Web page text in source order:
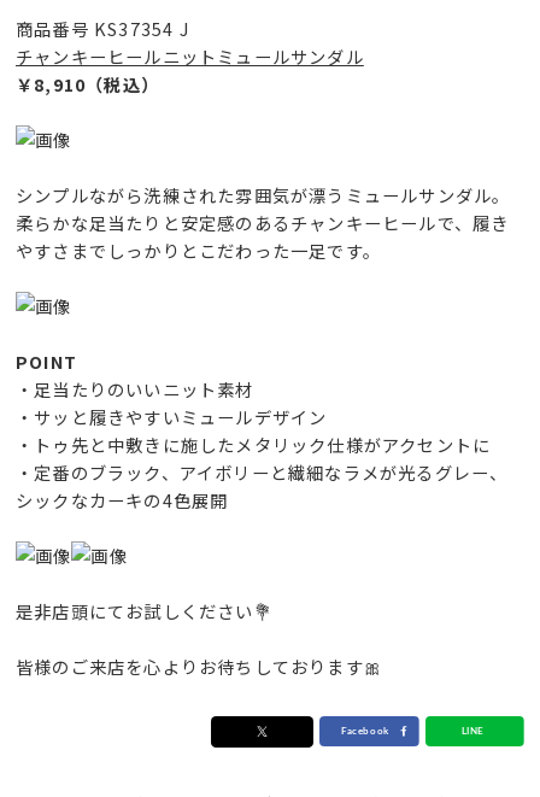
商品番号 KS37354 J
チャンキーヒールニットミュールサンダル
￥8,910（税込）
シンプルながら洗練された雰囲気が漂うミュールサンダル。
柔らかな足当たりと安定感のあるチャンキーヒールで、履き
やすさまでしっかりとこだわった一足です。
POINT
・足当たりのいいニット素材
・サッと履きやすいミュールデザイン
・トゥ先と中敷きに施したメタリック仕様がアクセントに
・定番のブラック、アイボリーと繊細なラメが光るグレー、
シックなカーキの4色展開
是非店頭にてお試しください💐
皆様のご来店を心よりお待ちしております🎀